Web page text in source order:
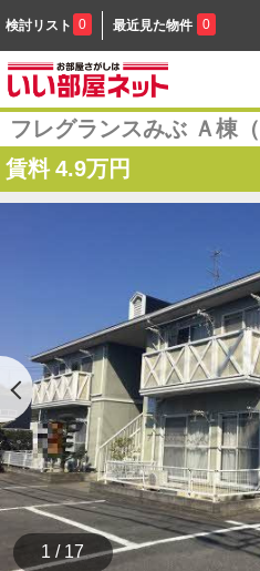
検討リスト 0 最近見た物件 0
フレグランスみぶ Ａ棟（
賃料 4.9万円
1 / 17